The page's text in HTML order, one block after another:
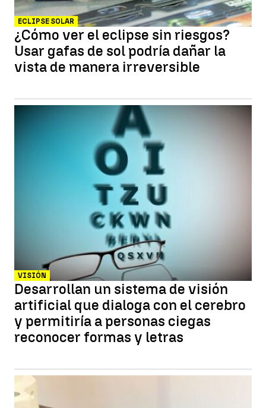
ECLIPSE SOLAR
¿Cómo ver el eclipse sin riesgos?
Usar gafas de sol podría dañar la
vista de manera irreversible
VISIÓN
Desarrollan un sistema de visión
artificial que dialoga con el cerebro
y permitiría a personas ciegas
reconocer formas y letras